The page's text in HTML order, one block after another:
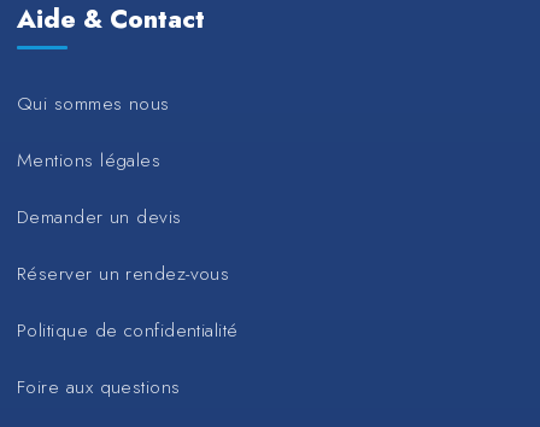
Aide & Contact
Qui sommes nous
Mentions légales
Demander un devis
Réserver un rendez-vous
Politique de confidentialité
Foire aux questions